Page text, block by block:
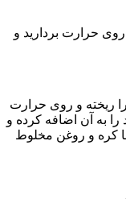
بردارید و
و روی حرارت
اضافه کرده و
روغن مخلوط